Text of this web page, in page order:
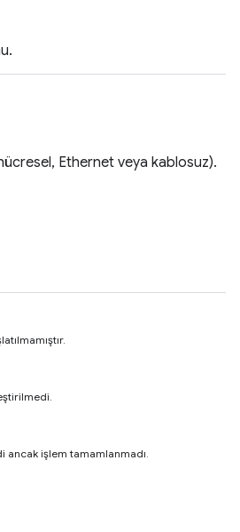
Ethernet veya kablosuz).
ancak işlem tamamlanmadı.